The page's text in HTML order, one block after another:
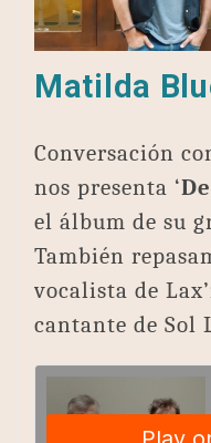
Matilda
Conversación
nos presenta ‘
el álbum de su
También
vocalista de
cantante de Sol